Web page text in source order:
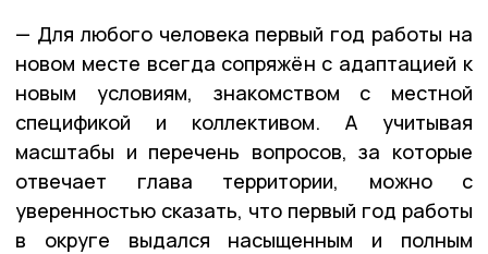
— Для любого человека первый год работы на
новом месте всегда сопряжён с адаптацией к
новым условиям, знакомством с местной
спецификой и коллективом. А учитывая
масштабы и перечень вопросов, за которые
отвечает глава территории, можно с
уверенностью сказать, что первый год работы
в округе выдался насыщенным и полным